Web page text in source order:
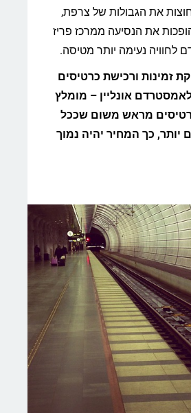
חוצות את הגבולות של צרפת,
את הנסיעה ממרכז פריז
לחוויה נעימה יותר מטיסה.
זמינות ורכישת כרטיסים
אונליין – מומלץ
מראש משום שככל
יותר, כך המחיר יהיה נמוך